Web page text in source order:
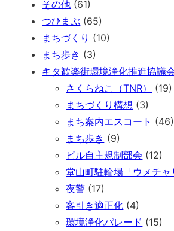
その他 (61)
つひまぶ (65)
まちづくり (10)
まち歩き (3)
キタ歓楽街環境浄化推進協議
さくらねこ（TNR）
(19)
まちづくり構想 (3)
まち案内エスコート (46)
まち歩き (9)
ビル自主規制部会 (12)
堂山町駐輪場「ウメチャ
夜警 (17)
客引き適正化 (4)
環境浄化パレード (15)